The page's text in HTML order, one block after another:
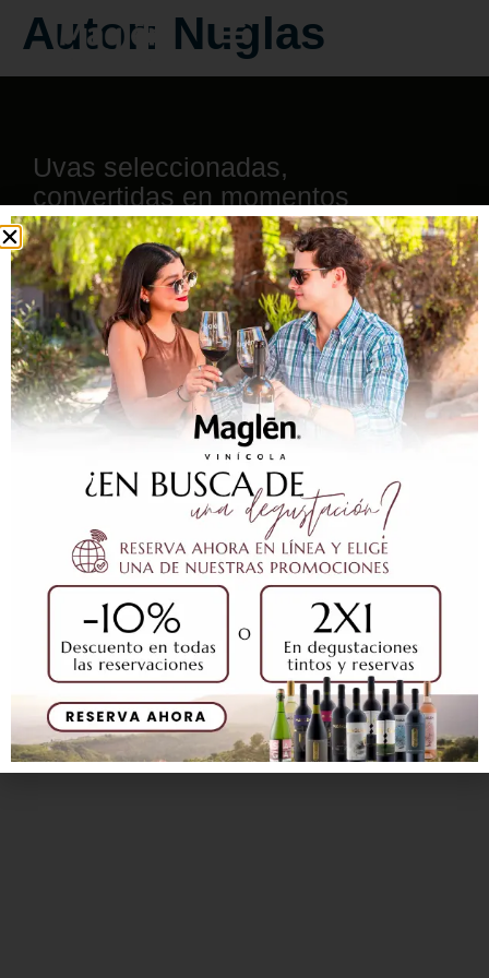
Autor: Nuglas
Uvas seleccionadas,
convertidas en momentos
inolvidables.
©2026 – Vinícola Maglén – All Rights Reserved.
Aviso de privacidadTérminos y condiciones